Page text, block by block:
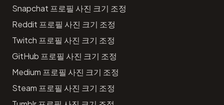
Snapchat 프로필 사진 크기 조정
Reddit 프로필 사진 크기 조정
Twitch 프로필 사진 크기 조정
GitHub 프로필 사진 크기 조정
Medium 프로필 사진 크기 조정
Steam 프로필 사진 크기 조정